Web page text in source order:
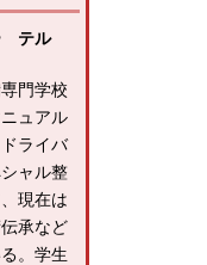
テル
門学校
ュアル
ライバ
ャル整
現在は
承など
。学生